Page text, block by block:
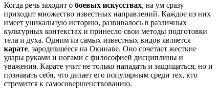
Когда речь заходит о боевых искусствах, на ум сразу
приходит множество известных направлений. Каждое из них
имеет уникальную историю, развивалось в различных
культурных контекстах и принесло свои методы подготовки
тела и духа. Одним из самых известных видов является
карате, зародившееся на Окинаве. Оно сочетает жесткие
удары руками и ногами с философией дисциплины и
уважения. Карате учит не только нападать и защищаться, но и
познавать себя, что делает его популярным среди тех, кто
стремится к самосовершенствованию.